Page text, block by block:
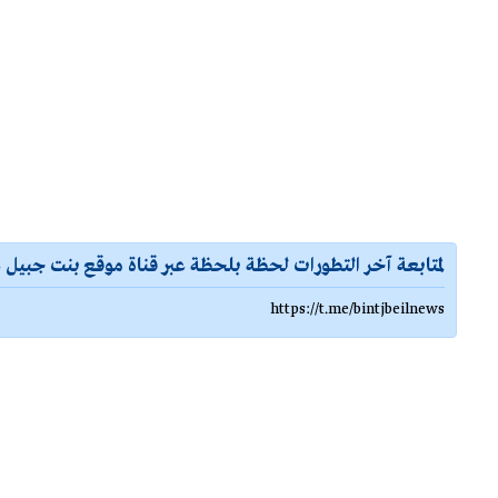
لمتابعة آخر التطورات لحظة بلحظة عبر قناة موقع بنت جبيل
https://t.me/bintjbeilnews